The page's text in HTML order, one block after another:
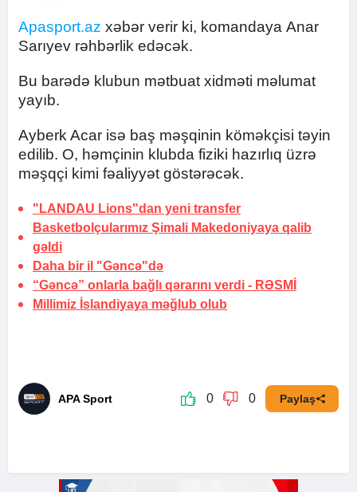
Apasport.az xəbər verir ki, komandaya Anar
Sarıyev rəhbərlik edəcək.
Bu barədə klubun mətbuat xidməti məlumat
yayıb.
Ayberk Acar isə baş məşqinin köməkçisi təyin
edilib. O, həmçinin klubda fiziki hazırlıq üzrə
məşqçi kimi fəaliyyət göstərəcək.
"LANDAU Lions"dan yeni transfer
Basketbolçularımız Şimali Makedoniyaya qalib
gəldi
Daha bir il "Gəncə"də
“Gəncə” onlarla bağlı qərarını verdi - RƏSMİ
Millimiz İslandiyaya məğlub olub
APA Sport 0 0 Paylaş